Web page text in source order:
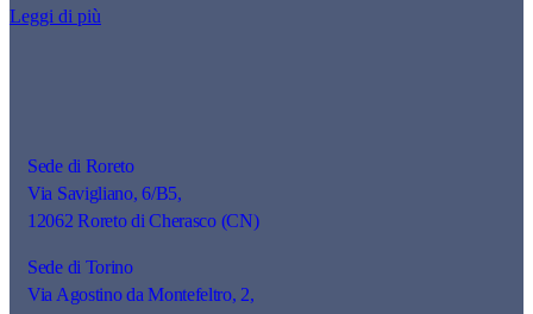
Leggi di più
Sede di Roreto
Via Savigliano, 6/B5,
12062 Roreto di Cherasco (CN)
Sede di Torino
Via Agostino da Montefeltro, 2,